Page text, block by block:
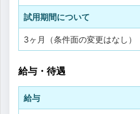
試用期間について
3ヶ月（条件面の変更はなし）
給与・待遇
給与